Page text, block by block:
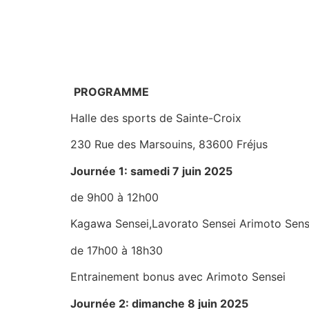
PROGRAMME
Halle des sports de Sainte-Croix
230 Rue des Marsouins, 83600 Fréjus
Journée 1: samedi 7 juin 2025
de 9h00 à 12h00
Kagawa Sensei,Lavorato Sensei Arimoto
de 17h00 à 18h30
Entrainement bonus avec Arimoto Sensei
Journée 2: dimanche 8 juin 2025